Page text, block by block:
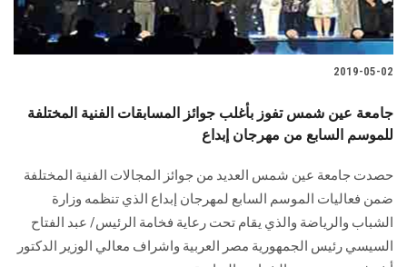
2019-05-02
جامعة عين شمس تفوز بأغلب جوائز المسابقات الفنية المختلفة
للموسم السابع من مهرجان إبداع
حصدت جامعة عين شمس العديد من جوائز المجالات الفنية المختلفة
ضمن فعاليات الموسم السابع لمهرجان إبداع الذي تنظمه وزارة
الشباب والرياضة والذي يقام تحت رعاية فخامة الرئيس/ عبد الفتاح
السيسي رئيس الجمهورية مصر العربية واشراف معالي الوزير الدكتور